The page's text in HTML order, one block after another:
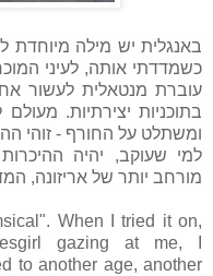
כשמדדתי אותה, לעיני
עוברת מנטאלית לעשור
בתוכניות יצירתיות.
ומשתלט על החורף - זוהי
למי שעוקב, יהיה
מורחב יותר של אריזונה,
When I tried it on,
gazing at me, I
to another age, another